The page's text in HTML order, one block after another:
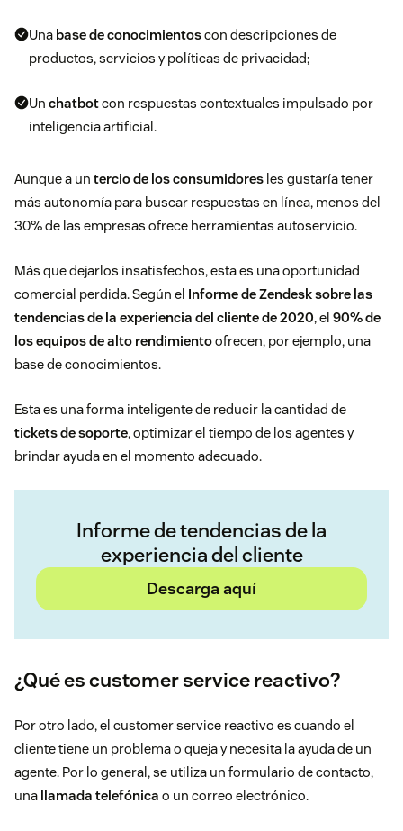
Una base de conocimientoscon descripciones de
productos, servicios y políticas de privacidad;
Un chatbotcon respuestas contextuales impulsado por
inteligencia artificial.
Aunque a un tercio de los consumidores les gustaría tener
más autonomía para buscar respuestas en línea, menos del
30% de las empresas ofrece herramientas autoservicio.
Más que dejarlos insatisfechos, esta es una oportunidad
comercial perdida. Según el Informe de Zendesk sobre las
tendencias de la experiencia del cliente de 2020, el 90% de
los equipos de alto rendimientoofrecen, por ejemplo, una
base de conocimientos.
Esta es una forma inteligente de reducir la cantidad de
tickets de soporte, optimizar el tiempo de los agentes y
brindar ayuda en el momento adecuado.
Informe de tendencias de la
experiencia del cliente
Descarga aquí
¿Qué es customer service reactivo?
Por otro lado, el customer service reactivo es cuando el
cliente tiene un problema o queja y necesita la ayuda de un
agente. Por lo general, se utiliza un formulario de contacto,
una llamada telefónica o un correo electrónico.